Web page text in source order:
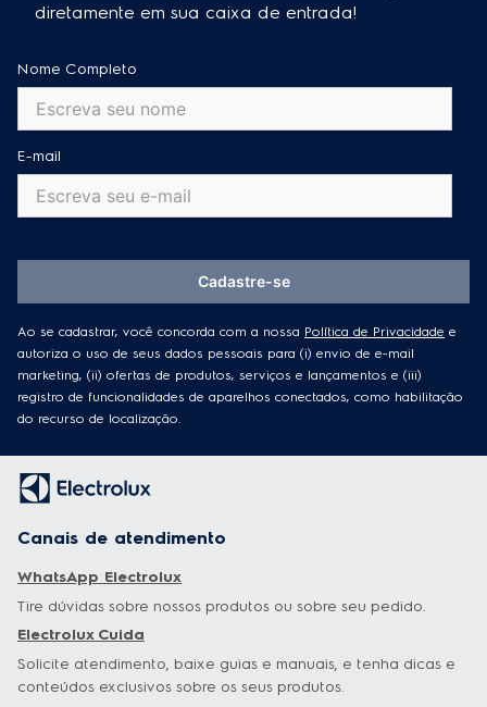
diretamente em sua caixa de entrada!
Nome Completo
E-mail
Ao se cadastrar, você concorda com a nossa Política de Privacidade e
autoriza o uso de seus dados pessoais para (i) envio de e-mail
marketing, (ii) ofertas de produtos, serviços e lançamentos e (iii)
registro de funcionalidades de aparelhos conectados, como habilitação
do recurso de localização.
Cadastre-se
Canais de atendimento
WhatsApp Electrolux
Tire dúvidas sobre nossos produtos ou sobre seu pedido.
Electrolux Cuida
Solicite atendimento, baixe guias e manuais, e tenha dicas e
conteúdos exclusivos sobre os seus produtos.